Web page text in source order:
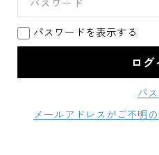
パスワードを表示する
パ
メールアドレスがご不明